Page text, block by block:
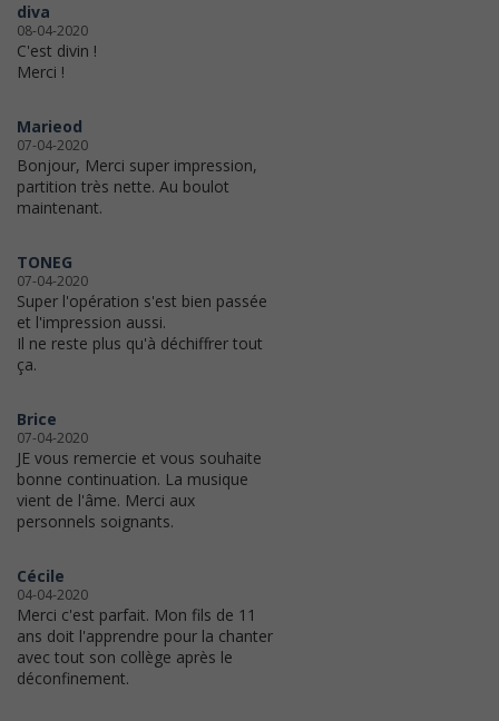
diva
08-04-2020
C'est divin !
Merci !
Marieod
07-04-2020
Bonjour, Merci super impression,
partition très nette. Au boulot
maintenant.
TONEG
07-04-2020
Super l'opération s'est bien passée
et l'impression aussi.
Il ne reste plus qu'à déchiffrer tout
ça.
Brice
07-04-2020
JE vous remercie et vous souhaite
bonne continuation. La musique
vient de l'âme. Merci aux
personnels soignants.
Cécile
04-04-2020
Merci c'est parfait. Mon fils de 11
ans doit l'apprendre pour la chanter
avec tout son collège après le
déconfinement.